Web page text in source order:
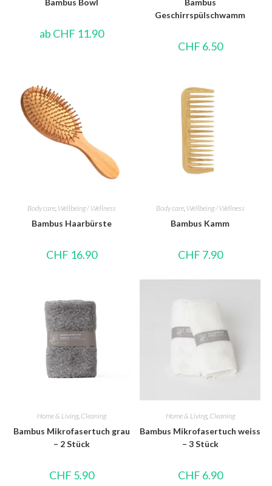
Bambus Bowl
ab CHF 11.90
Bambus
Geschirrspülschwamm
CHF 6.50
Body care Wellbeing / Wellness
Bambus Haarbürste
CHF 16.90
Body care, Wellbeing / Wellness
Bambus Kamm
CHF 7.90
Home & Living, Cleaning
Bambus Mikrofasertuch grau
– 2 Stück
CHF 5.90
Home & Living, Cleaning
Bambus Mikrofasertuch weiss
– 3 Stück
CHF 6.90